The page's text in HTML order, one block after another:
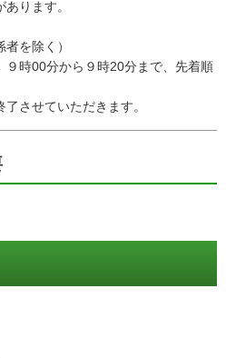
ります。
を除く）
時00分から９時20分まで、先着順
させていただきます。